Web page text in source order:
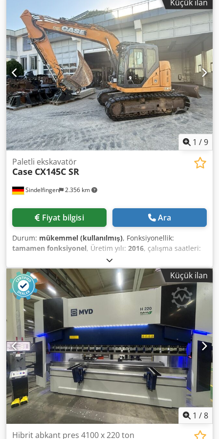
derinliği: 930 mm -Koni tutucu: MK4 -Motor gücü: 1,35/1,8
kW -Dönme hızları: 41-1700 rpm -Kolonlar: Ø 200 mm
Cedpfx Aboirax Uj Aorf -Mil stroku: 125 mm -İplik kesme
cihazı: EVET -Besleme hızı: 0,075 - 0,3 mm/dev -Boyutlar:
1800/1235/H2240 mm -Ağırlık: 1500 kg
Küçük ilan
1 /9
Sindelfingen 2.356 km
Paletli ekskavatör
Case CX145C SR
Fiyat bilgisi Ara
Durum: mükemmel (kullanılmış), Fonksiyonellik:
tamamen fonksiyonel, Üretim yılı: 2016, çalışma saatleri:
, * 11.500 saat * Çalışma ağırlığı 15.700 kg
Crsdpfey Rm H Eox Ab Aof * Motor gücü 77 kW * Yol tipi
palet (roadliner) * Hidrolik hızlı bağlantı aparatı * Klima
sistemi
Küçük ilan
1 /8
Hibrit abkant pres 4100 x 220 ton